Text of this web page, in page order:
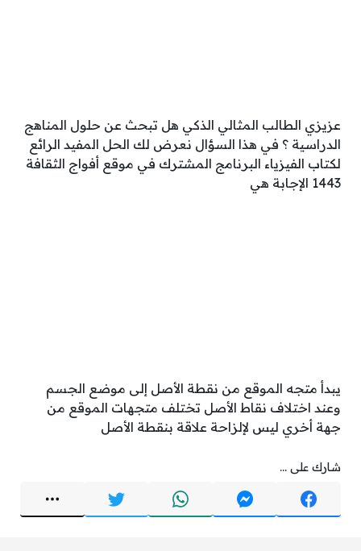
عزيزي الطالب المثالي الذكي هل تبحث عن حلول المناهج
الدراسية ؟ في هذا السؤال نعرض لك الحل المفيد الرائع
لكتاب الفيزياء البرنامج المشترك في موقع أفواج الثقافة
1443 الإجابة هي
يبدأ متجه الموقع من نقطة الأصل إلى موضع الجسم
وعند اختلاف نقاط الأصل تختلف متجهات الموقع من
جهة أخري ليس لإلزاحة علاقة بنقطة الأصل
شارك على ...